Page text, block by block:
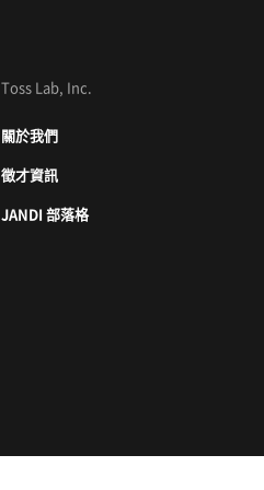
Toss Lab, Inc.
關於我們
徵才資訊
JANDI 部落格